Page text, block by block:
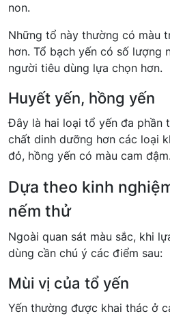
non.
Những tổ này thường có màu
hơn. Tổ bạch yến có số lượng
người tiêu dùng lựa chọn hơn.
Huyết yến, hồng yến
Đây là hai loại tổ yến đa phần
chất dinh dưỡng hơn các loại
đỏ, hồng yến có màu cam đậm.
Dựa theo kinh
nếm thử
Ngoài quan sát màu sắc, khi
dùng cần chú ý các điểm sau:
Mùi vị của tổ yến
Yến thường được khai thác ở